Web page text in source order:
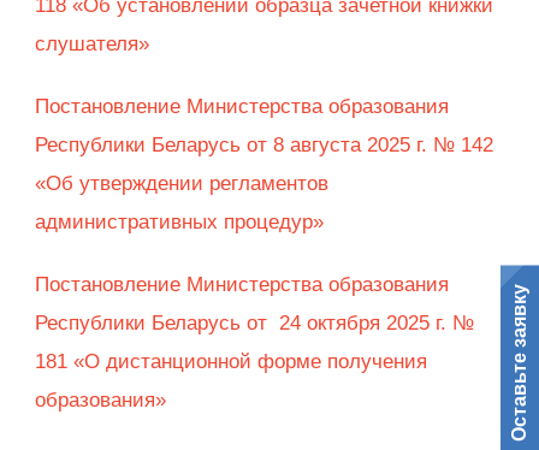
118 «Об установлении образца зачетной книжки
слушателя»
Постановление Министерства образования
Республики Беларусь от 8 августа 2025 г. № 142
«Об утверждении регламентов
административных процедур»
Постановление Министерства образования
Республики Беларусь от 24 октября 2025 г. №
181 «О дистанционной форме получения
образования»
Оставьте заявку